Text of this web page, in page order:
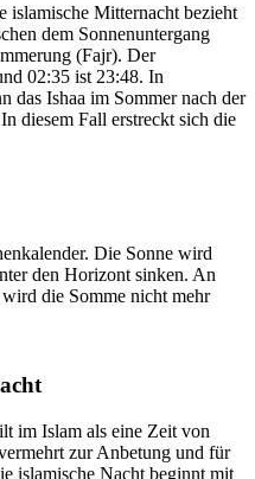
islamische Mitternacht bezieht
dem Sonnenuntergang
(Fajr). Der
02:35 ist 23:48. In
das Ishaa im Sommer nach der
diesem Fall erstreckt sich die
Die Sonne wird
den Horizont sinken. An
die Somme nicht mehr
im Islam als eine Zeit von
zur Anbetung und für
islamische Nacht beginnt mit